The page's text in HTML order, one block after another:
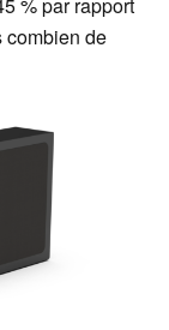
combien de